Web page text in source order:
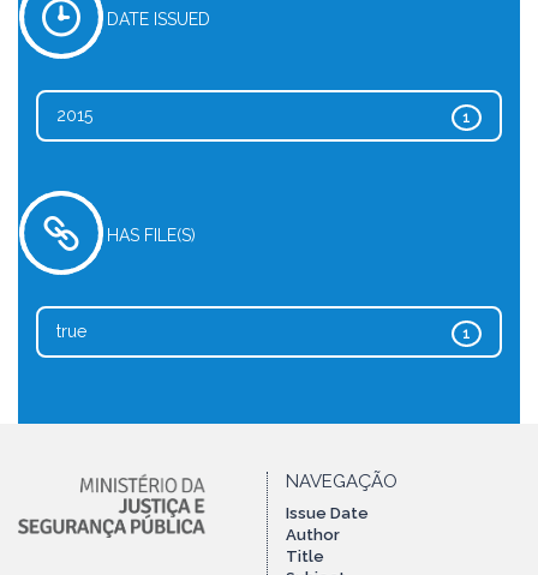
DATE ISSUED
1
2015
HAS FILE(S)
1
true
NAVEGAÇÃO
Issue Date
Author
Title